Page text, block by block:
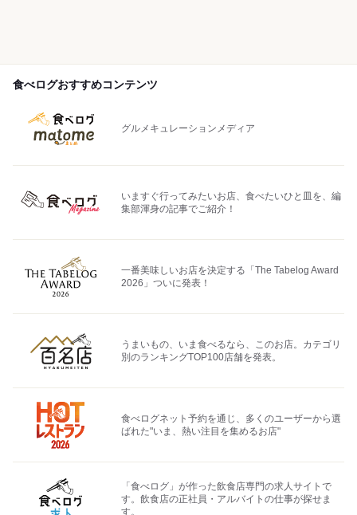
食べログおすすめコンテンツ
グルメキュレーションメディア
いますぐ行ってみたいお店、食べたいひと皿を、編
集部渾身の記事でご紹介！
一番美味しいお店を決定する「The Tabelog Award
2026」ついに発表！
うまいもの、いま食べるなら、このお店。カテゴリ
別のランキングTOP100店舗を発表。
食べログネット予約を通じ、多くのユーザーから選
ばれた"いま、熱い注目を集めるお店"
「食べログ」が作った飲食店専門の求人サイトで
す。飲食店の正社員・アルバイトの仕事が探せま
す。